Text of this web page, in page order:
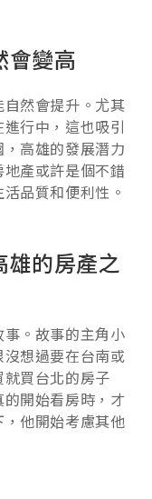
會變高
然會提升。尤其
行中，這也吸引
高雄的發展潛力
產或許是個不錯
品質和便利性。
雄的房產之
。故事的主角小
想過要在台南或
買台北的房子
開始看房時，才
他開始考慮其他